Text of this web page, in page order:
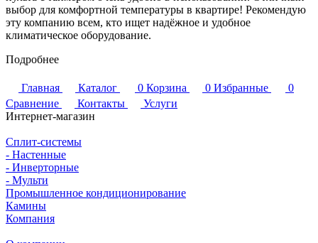
выбор для комфортной температуры в квартире! Рекомендую
эту компанию всем, кто ищет надёжное и удобное
климатическое оборудование.
Подробнее
Главная Каталог 0 Корзина 0 Избранные
0
Сравнение
Контакты
Услуги
Интернет-магазин
Сплит-системы
- Настенные
- Инверторные
- Мульти
Промышленное кондиционирование
Камины
Компания